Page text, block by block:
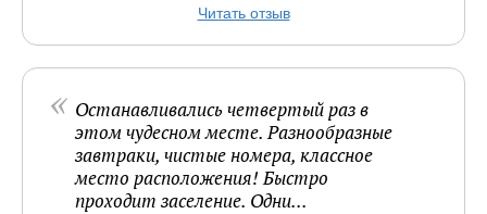
Читать отзыв
Останавливались четвертый раз в
этом чудесном месте. Разнообразные
завтраки, чистые номера, классное
место расположения! Быстро
проходит заселение. Одни...